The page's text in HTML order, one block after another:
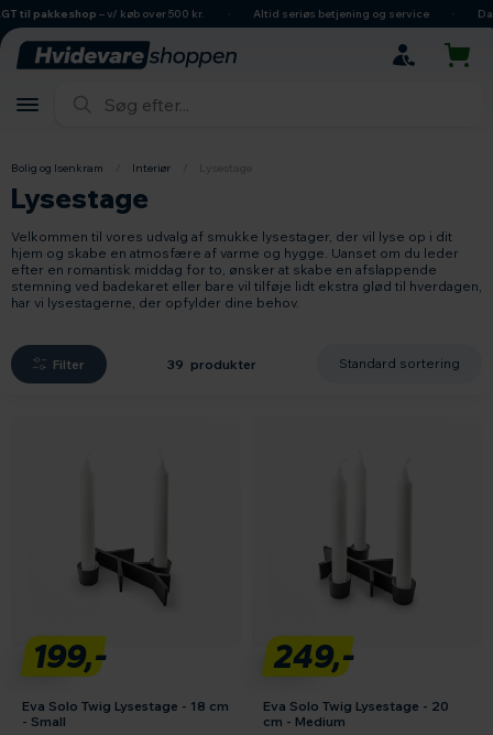
hovedindhold
søgning
navigation
indkøbskurv
– v/ køb over 500 kr. Altid seriøs betjening og service Dansk ejet
Bolig og Isenkram Interiør Lysestage
Lysestage
Velkommen til vores udvalg af smukke lysestager, der vil lyse op i dit
hjem og skabe en atmosfære af varme og hygge. Uanset om du leder
efter en romantisk middag for to, ønsker at skabe en afslappende
stemning ved badekaret eller bare vil tilføje lidt ekstra glød til hverdagen,
har vi lysestagerne, der opfylder dine behov.
Filter 39 produkter
199,-
Eva Solo Twig Lysestage - 18 cm
- Small
249,-
Eva Solo Twig Lysestage - 20
cm - Medium